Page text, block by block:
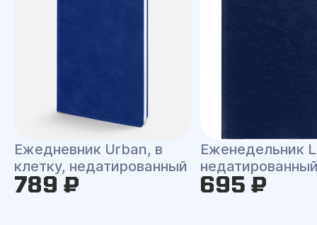
Ежедневник Urban, в
клетку, недатированный
789 ₽
Еженедельник
695 ₽